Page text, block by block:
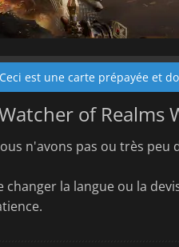
Ceci est une carte prépayée et
of Realms
n'avons pas ou très peu
la langue ou la